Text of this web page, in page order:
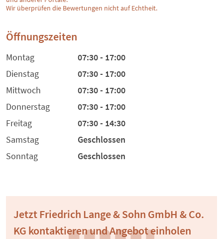
Wir überprüfen die Bewertungen nicht auf Echtheit.
Öffnungszeiten
Montag
07:30 - 17:00
Dienstag
07:30 - 17:00
Mittwoch
07:30 - 17:00
Donnerstag
07:30 - 17:00
Freitag
07:30 - 14:30
Samstag
Geschlossen
Sonntag
Geschlossen
Jetzt Friedrich Lange & Sohn GmbH & Co.
KG kontaktieren und Angebot einholen